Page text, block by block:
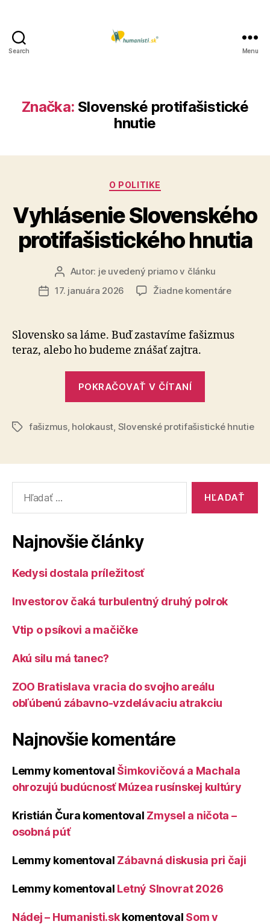
Search Menu
Značka: Slovenské protifašistické
hnutie
Kategórie
O POLITIKE
Vyhlásenie Slovenského
protifašistického hnutia
Autor
článku
Autor: je uvedený priamo v článku
Dátum
17. januára 2026 Žiadne komentárena
Slovensko sa láme. Buď zastavíme fašizmus
teraz, alebo ho budeme znášať zajtra.
POKRAČOVAŤ V ČÍTANÍ
hnutia“
Značkyfašizmus, holokaust, Slovenské protifašistické hnutie
Najnovšie články
Kedysi dostala príležitosť
Investorov čaká turbulentný druhý polrok
Vtip o psíkovi a mačičke
Akú silu má tanec?
ZOO Bratislava vracia do svojho areálu
obľúbenú zábavno-vzdelávaciu atrakciu
Najnovšie komentáre
Lemmy komentoval Šimkovičová a Machala
ohrozujú budúcnosť Múzea rusínskej kultúry
Kristián Čura komentoval Zmysel a ničota –
osobná púť
Lemmy komentoval Zábavná diskusia pri čaji
Lemmy komentoval Letný Slnovrat 2026
Nádej – Humanisti.skkomentoval Som v